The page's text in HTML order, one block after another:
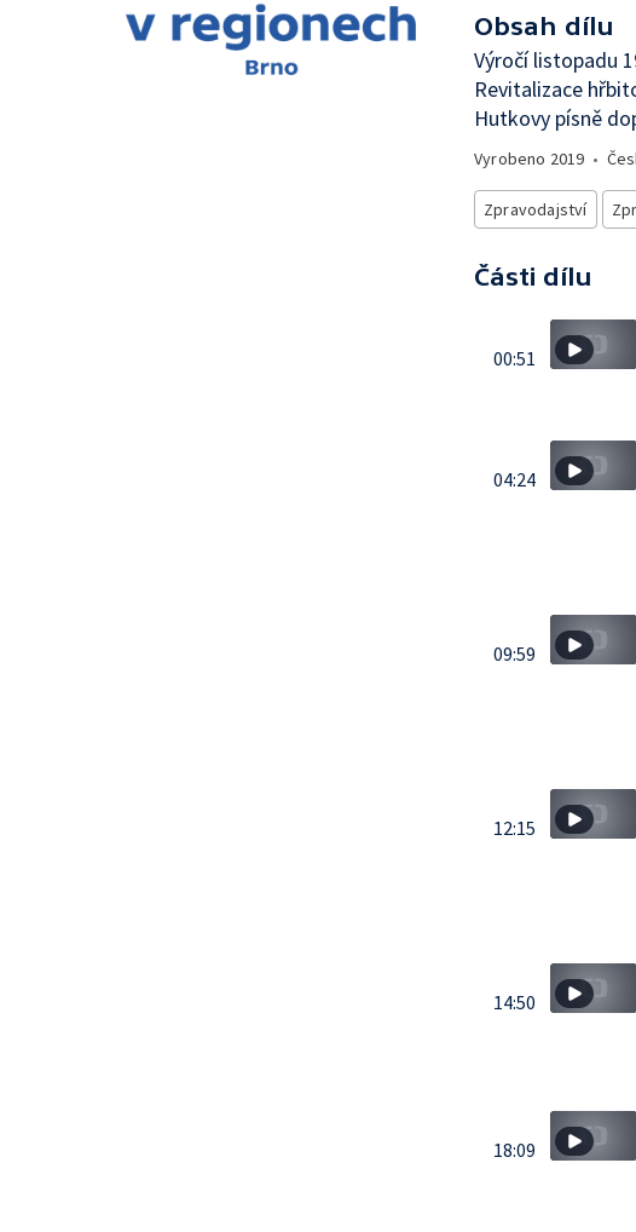
Obsah dílu
Výročí listopadu
Revitalizace
Hutkovy písně
Vyrobeno 2019 •
Zpravodajství
Části dílu
00:51
04:24
09:59
12:15
14:50
18:09